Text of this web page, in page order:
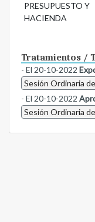
PRESUPUESTO Y
HACIENDA
Tratamientos /
- El 20-10-2022
Sesión Ordinaria
- El 20-10-2022
Sesión Ordinaria